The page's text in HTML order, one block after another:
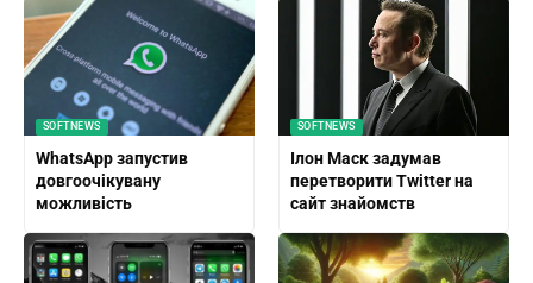
SOFTNEWS
WhatsApp запустив
довгоочікувану
можливість
SOFTNEWS
Ілон Маск задумав
перетворити Twitter на
сайт знайомств